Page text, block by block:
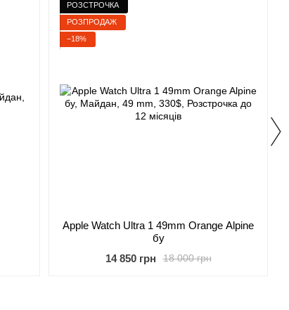
РОЗСТРОЧКА
РОЗПРОДАЖ
−18%
Apple Watch Ultra 1 49mm Orange Alpine
бу
18 000 грн
14 850 грн